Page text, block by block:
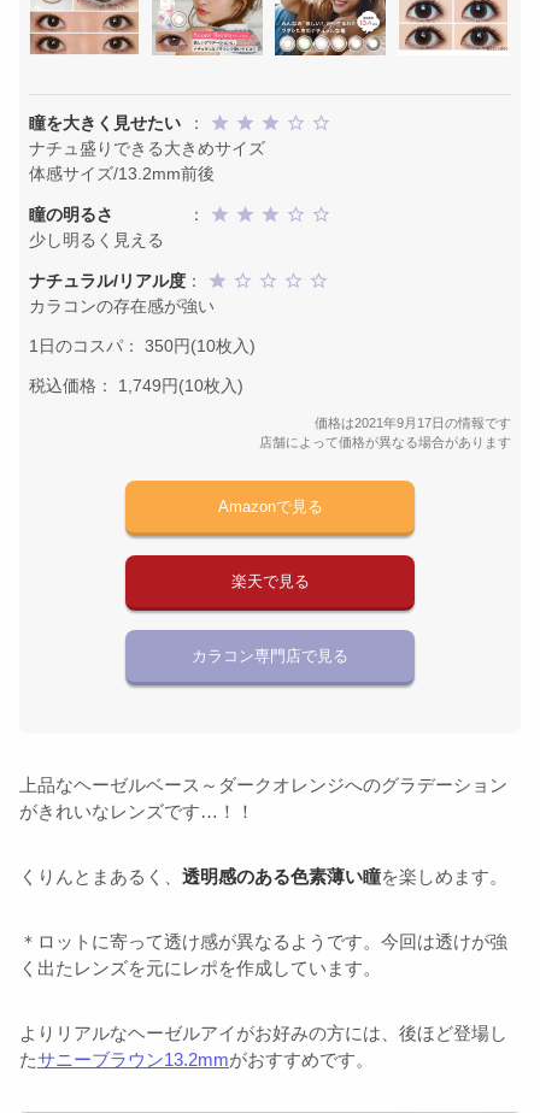
瞳を大きく見せたい
：
ナチュ盛りできる大きめサイズ
体感サイズ/13.2mm前後
瞳の明るさ
：
少し明るく見える
ナチュラル/リアル度 ：
カラコンの存在感が強い
1日のコスパ： 350円(10枚入)
税込価格： 1,749円(10枚入)
価格は2021年9月17日の情報です
店舗によって価格が異なる場合があります
Amazonで見る
楽天で見る
カラコン専門店で見る
上品なヘーゼルベース～ダークオレンジへのグラデーション
がきれいなレンズです…！！
くりんとまあるく、 透明感のある色素薄い瞳を楽しめます。
＊ロットに寄って透け感が異なるようです。今回は透けが強
く出たレンズを元にレポを作成しています。
よりリアルなヘーゼルアイがお好みの方には、後ほど登場し
たサニーブラウン13.2mmがおすすめです。